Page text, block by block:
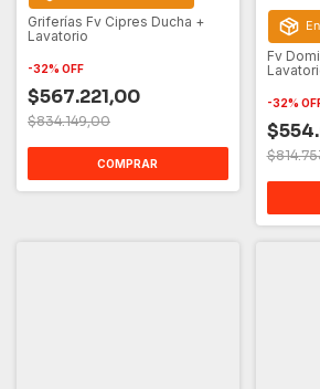
Griferías Fv Cipres Ducha +
Lavatorio
-32% OFF
$567.221,00
$834.149,00
COMPRAR
Fv
-32%